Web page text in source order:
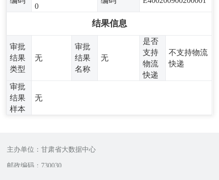
0
结果信息
审批
结果
类型
无
审批
结果
名称
无
是否
支持
物流
快递
不支持物流
快递
审批
结果
样本
无
主办单位：甘肃省大数据中心
邮政编码：730030